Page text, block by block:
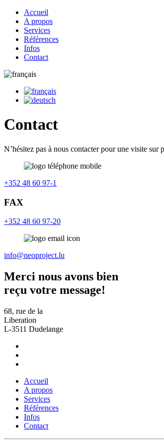
Accueil
A propos
Services
Références
Infos
Contact
Contact
N’hésitez pas à nous contacter pour une visite sur
+352 48 60 97-1
FAX
+352 48 60 97-20
info@neoproject.lu
Merci nous avons bien
reçu votre message!
68, rue de la
Liberation
L-3511 Dudelange
Accueil
A propos
Services
Références
Infos
Contact